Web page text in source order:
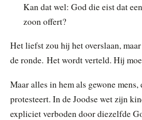
Kan dat wel: God die eist dat
zoon offert?
Het liefst zou hij het overslaan,
de ronde. Het wordt verteld. Hij
Maar alles in hem als gewone mens,
protesteert. In de Joodse wet zijn
expliciet verboden door diezelfde